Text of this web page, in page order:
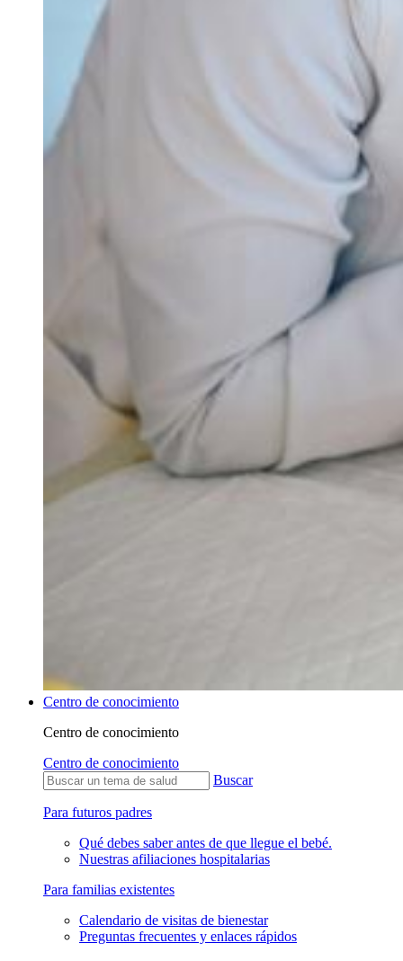
Centro de conocimiento
Centro de conocimiento
Centro de conocimiento
Buscar
Para futuros padres
Qué debes saber antes de que llegue el bebé.
Nuestras afiliaciones hospitalarias
Para familias existentes
Calendario de visitas de bienestar
Preguntas frecuentes y enlaces rápidos